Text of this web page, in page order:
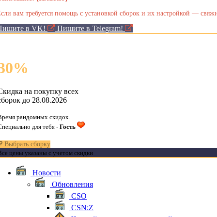
вам требуется помощь с установкой сборок и их настройкой —
в VK! Пишите в Telegram!
%
на покупку всех
до 28.08.2026
рандомных скидок.
для тебя - Гость
Выбрать сборку
цены указаны с учетом скидки
Новости
Обновления
CSO
CSN:Z